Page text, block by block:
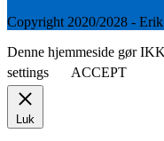
Copyright 2020/2028 -
Denne hjemmeside gør
settings
ACCEPT
Luk